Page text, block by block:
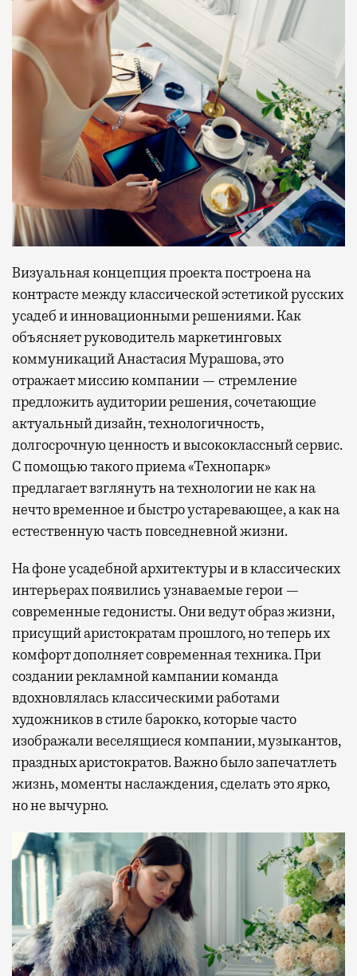
Визуальная концепция проекта построена на
контрасте между классической эстетикой русских
усадеб и инновационными решениями. Как
объясняет руководитель маркетинговых
коммуникаций Анастасия Мурашова, это
отражает миссию компании — стремление
предложить аудитории решения, сочетающие
актуальный дизайн, технологичность,
долгосрочную ценность и высококлассный сервис.
С помощью такого приема «Технопарк»
предлагает взглянуть на технологии не как на
нечто временное и быстро устаревающее, а как на
естественную часть повседневной жизни.
На фоне усадебной архитектуры и в классических
интерьерах появились узнаваемые герои —
современные гедонисты. Они ведут образ жизни,
присущий аристократам прошлого, но теперь их
комфорт дополняет современная техника. При
создании рекламной кампании команда
вдохновлялась классическими работами
художников в стиле барокко, которые часто
изображали веселящиеся компании, музыкантов,
праздных аристократов. Важно было запечатлеть
жизнь, моменты наслаждения, сделать это ярко,
но не вычурно.